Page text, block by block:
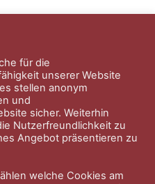
der FirmaNatura Vitalis
GmbH-
seit 1986 -
seit über 30 Jahren.
für die
unserer Website
stellen anonym
und
sicher. Weiterhin
Nutzerfreundlichkeit zu
Angebot präsentieren zu
welche Cookies am